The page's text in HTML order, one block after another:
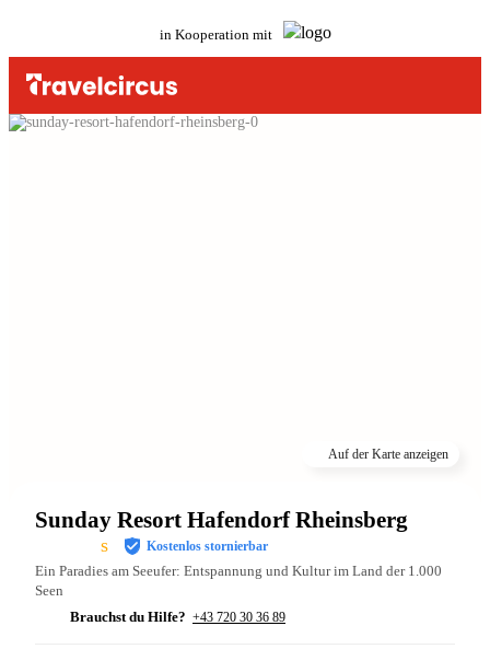
in Kooperation mit
Auf der Karte anzeigen
Sunday Resort Hafendorf Rheinsberg
s Kostenlos stornierbar
Ein Paradies am Seeufer: Entspannung und Kultur im Land der 1.000
Seen
Brauchst du Hilfe? +43 720 30 36 89